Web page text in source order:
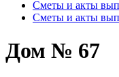
Сметы и акты
Сметы и акты
Дом № 67